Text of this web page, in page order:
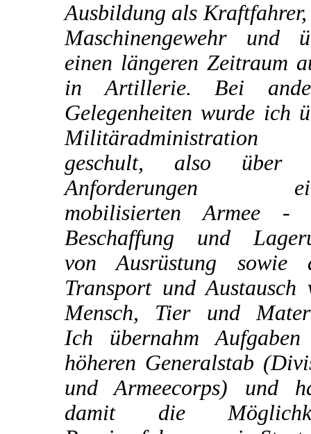
Ausbildung als Kraftfahrer,
Maschinengewehr und
einen längeren Zeitraum
in Artillerie. Bei
Gelegenheiten wurde ich
Militäradministration
geschult, also über
Anforderungen
mobilisierten Armee -
Beschaffung und
von Ausrüstung sowie
Transport und Austausch
Mensch, Tier und
Ich übernahm
höheren Generalstab
und Armeecorps) und
damit die